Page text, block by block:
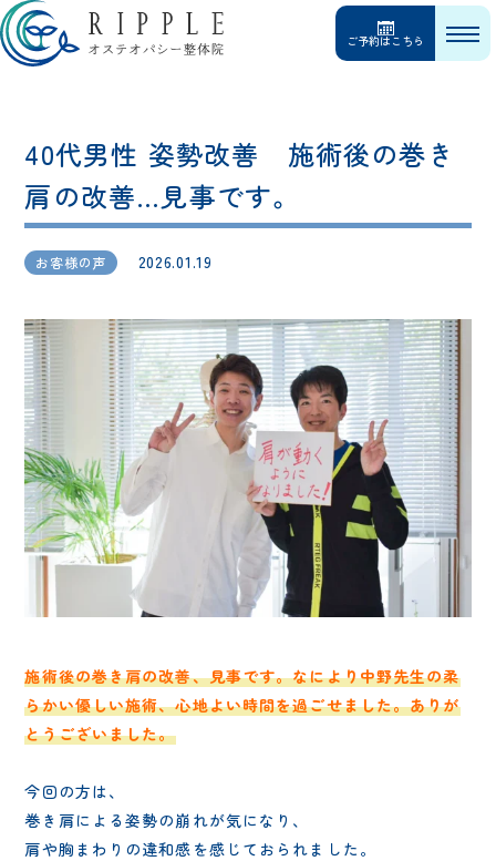
ご予約はこちら
40代男性 姿勢改善 施術後の巻き
肩の改善…見事です。
お客様の声 2026.01.19
施術後の巻き肩の改善、見事です。なにより中野先生の柔
らかい優しい施術、心地よい時間を過ごせました。ありが
とうございました。
今回の方は、
巻き肩による姿勢の崩れが気になり、
肩や胸まわりの違和感を感じておられました。